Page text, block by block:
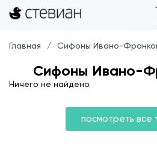
Главная Сифоны Ивано-
Сифоны Ивано-
Ничего не найдено.
посмотреть все